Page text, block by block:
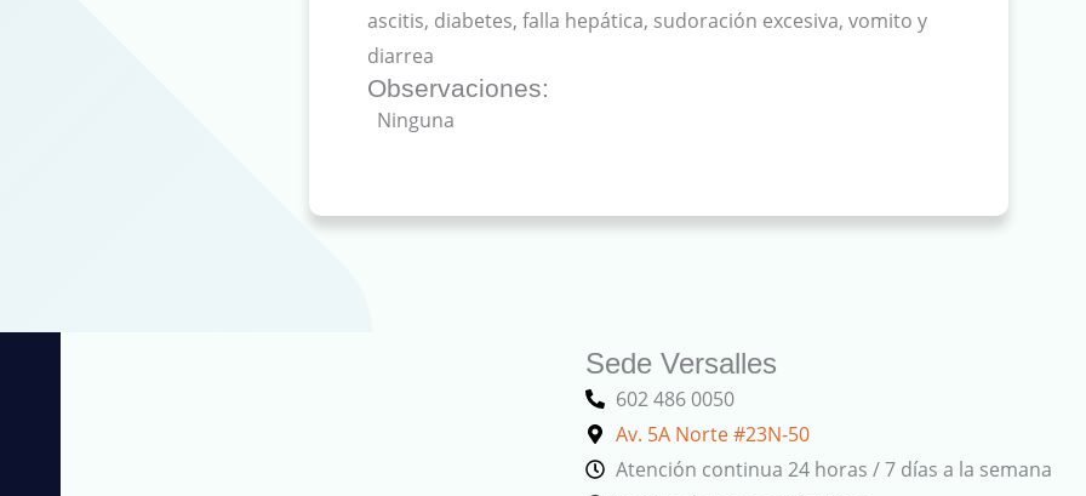
ascitis, diabetes, falla hepática, sudoración excesiva, vomito y
diarrea
Observaciones:
Ninguna
Sede Versalles
602 486 0050
Av. 5A Norte #23N-50
Atención continua 24 horas / 7 días a la semana